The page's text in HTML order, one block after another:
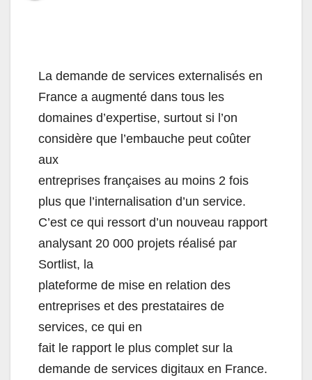
La demande de services externalisés en
France a augmenté dans tous les
domaines d’expertise, surtout si l’on
considère que l’embauche peut coûter
aux
entreprises françaises au moins 2 fois
plus que l’internalisation d’un service.
C’est ce qui ressort d’un nouveau rapport
analysant 20 000 projets réalisé par
Sortlist, la
plateforme de mise en relation des
entreprises et des prestataires de
services, ce qui en
fait le rapport le plus complet sur la
demande de services digitaux en France.